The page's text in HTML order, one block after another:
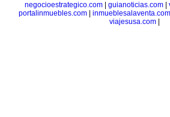
negocioestrategico.com| guianoticias.com|
portalinmuebles.com
inmueblesalaventa.com
viajesusa.com